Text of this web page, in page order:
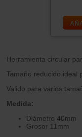
Herramienta circular
Tamaño reducido ideal
Valido para varios
Medida:
Diámetro 40mm
Grosor 11mm